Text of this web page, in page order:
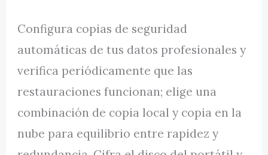
Configura copias de seguridad
automáticas de tus datos profesionales y
verifica periódicamente que las
restauraciones funcionan; elige una
combinación de copia local y copia en la
nube para equilibrio entre rapidez y